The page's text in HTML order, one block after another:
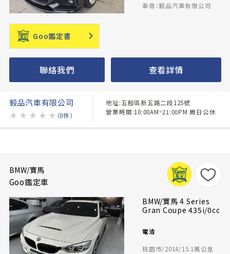
車商：毅品汽車有限公司
Goo鑑定書
聯絡我們 查看詳情
毅品汽車有限公司
★ ★ ★ ★ ★ （0件）
地址:五股區新五路二段125號
營業時間:10:00AM~21:00PM 周日公休
BMW/寶馬
Goo鑑定車
BMW/寶馬 4 Series
Gran Coupe 435i/0cc
電洽
桃園市/2014/15.1萬公里